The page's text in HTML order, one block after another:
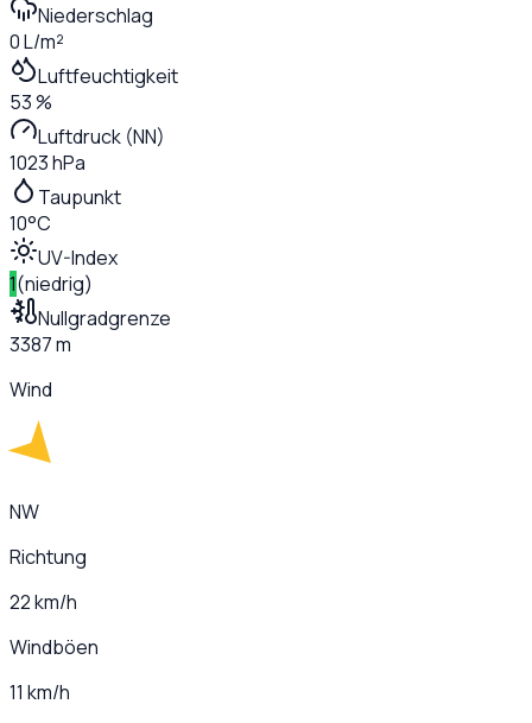
Niederschlag
0 L/m²
Luftfeuchtigkeit
53 %
Luftdruck (NN)
1023 hPa
Taupunkt
10°C
UV-Index
1(niedrig)
Nullgradgrenze
3387 m
Wind
NW
Richtung
22 km/h
Windböen
11 km/h